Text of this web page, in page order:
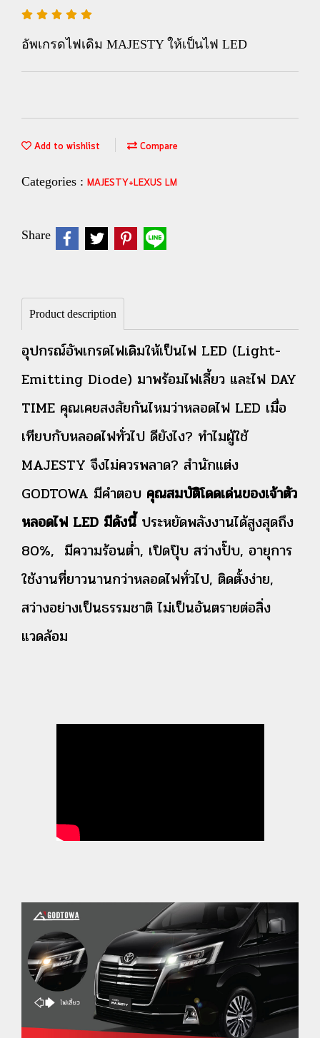
อัพเกรดไฟเดิม MAJESTY ให้เป็นไฟ LED
Add to wishlist Compare
Categories : MAJESTY+LEXUS LM
Share
Product description
อุปกรณ์อัพเกรดไฟเดิมให้เป็นไฟ LED (Light-
Emitting Diode) มาพร้อมไฟเลี้ยว และไฟ DAY
TIME คุณเคยสงสัยกันไหมว่าหลอดไฟ LED เมื่อ
เทียบกับหลอดไฟทั่วไป ดียังไง? ทำไมผู้ใช้
MAJESTY จึงไม่ควรพลาด? สำนักแต่ง
GODTOWA มีคำตอบ คุณสมบัติโดดเด่นของเจ้าตัว
หลอดไฟ LED มีดังนี้ ประหยัดพลังงานได้สูงสุดถึง
80%, มีความร้อนต่ำ, เปิดปุ๊บ สว่างปั๊บ, อายุการ
ใช้งานที่ยาวนานกว่าหลอดไฟทั่วไป, ติดตั้งง่าย,
สว่างอย่างเป็นธรรมชาติ ไม่เป็นอันตรายต่อสิ่ง
แวดล้อม